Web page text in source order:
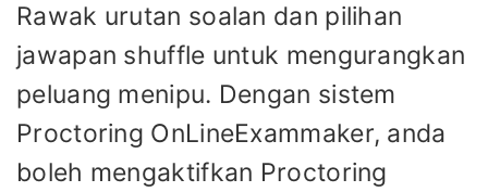
Rawak urutan soalan dan pilihan
jawapan shuffle untuk mengurangkan
peluang menipu. Dengan sistem
Proctoring OnLineExammaker, anda
boleh mengaktifkan Proctoring